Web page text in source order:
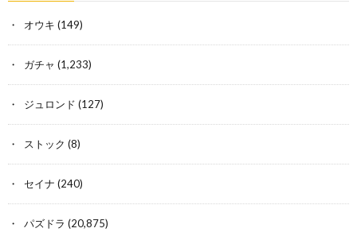
オウキ (149)
ガチャ (1,233)
ジュロンド (127)
ストック (8)
セイナ (240)
パズドラ (20,875)